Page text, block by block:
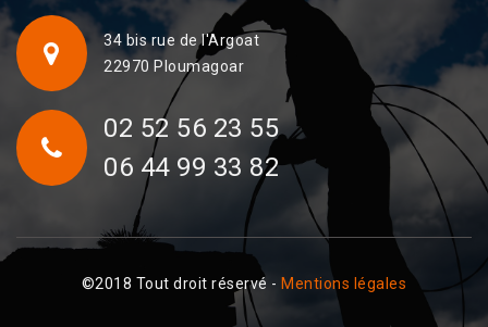
34 bis rue de l'Argoat
22970 Ploumagoar
02 52 56 23 55
06 44 99 33 82
©2018 Tout droit réservé - Mentions légales